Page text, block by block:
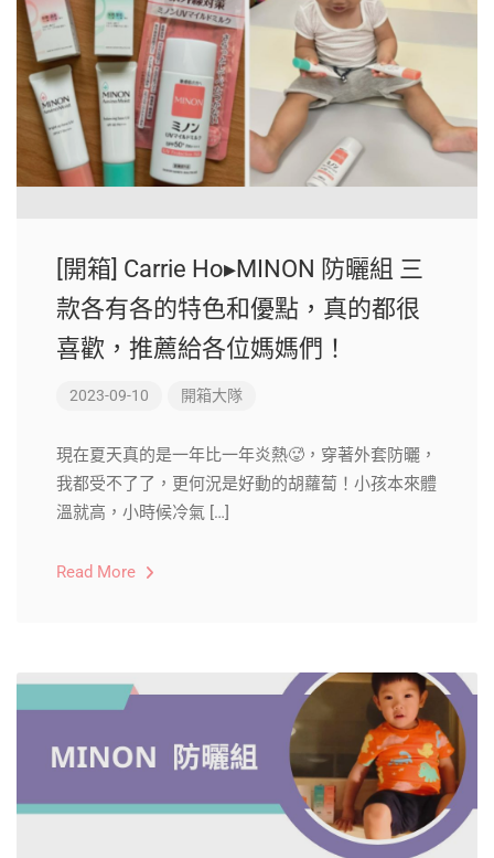
[開箱] Carrie Ho▸MINON 防曬組 三
款各有各的特色和優點，真的都很
喜歡，推薦給各位媽媽們！
2023-09-10 開箱大隊
現在夏天真的是一年比一年炎熱🥵，穿著外套防曬，
我都受不了了，更何況是好動的胡蘿蔔！小孩本來體
溫就高，小時候冷氣 […]
Read More